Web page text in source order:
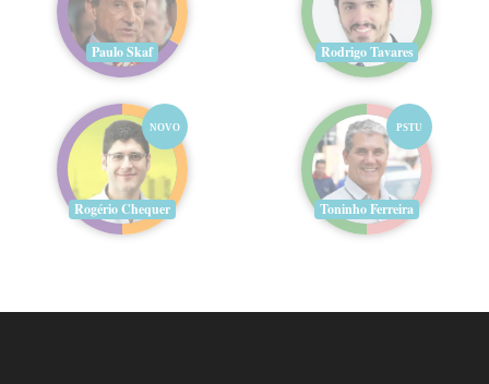
Paulo Skaf Rodrigo Tavares
NOVO
Rogério Chequer
PSTU
Toninho Ferreira